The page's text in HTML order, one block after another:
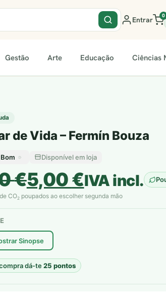
Entrar 0
Gestão Arte Educação Ciências
de Vida – Fermín Bouza
Bom Disponível em loja
€
€.
5,00€
€.
IVA incl.
CO2 poupados ao escolher segunda mão
Sinopse
dá-te25 pontos
árvores reais